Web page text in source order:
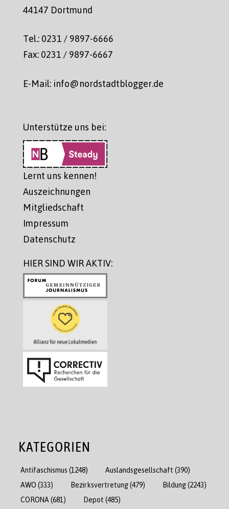
44147 Dortmund
Tel.: 0231 / 9897-6666
Fax: 0231 / 9897-6667
E-Mail: info@nordstadtblogger.de
Unterstütze uns bei:
Lernt uns kennen!
Auszeichnungen
Mitgliedschaft
Impressum
Datenschutz
HIER SIND WIR AKTIV:
KATEGORIEN
Antifaschismus (1248) Auslandsgesellschaft (390)
AWO (333) Bezirksvertretung(479) Bildung(2243)
CORONA (681) Depot (485)